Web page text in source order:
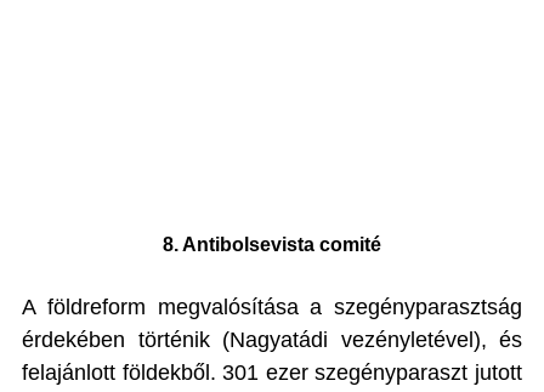
8. Antibolsevista comité
A földreform megvalósítása a szegényparasztság
érdekében történik (Nagyatádi vezényletével), és
felajánlott földekből. 301 ezer szegényparaszt jutott